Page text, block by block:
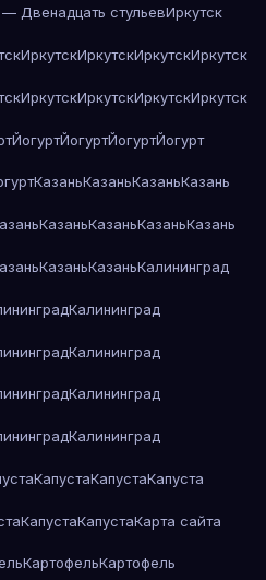
Двенадцать стульевИркутск
ИркутскИркутскИркутскИркутск
ИркутскИркутскИркутскИркутск
ЙогуртЙогуртЙогуртЙогурт
КазаньКазаньКазаньКазань
КазаньКазаньКазаньКазань
КазаньКазаньКалининград
Калининград
Калининград
Калининград
Калининград
КапустаКапустаКапуста
КапустаКапустаКарта сайта
КартофельКартофель